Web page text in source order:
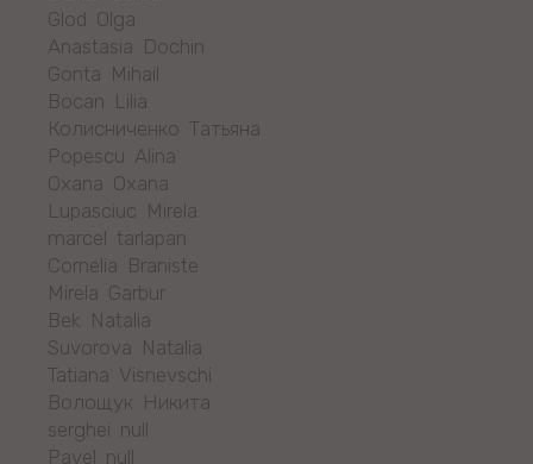
Glod Olga
Anastasia Dochin
Gonta Mihail
Bocan Lilia
Колисниченко Татьяна
Popescu Alina
Oxana Oxana
Lupasciuc Mirela
marcel tarlapan
Cornelia Braniste
Mirela Garbur
Bek Natalia
Suvorova Natalia
Tatiana Visnevschi
Волощук Никита
serghei null
Pavel null